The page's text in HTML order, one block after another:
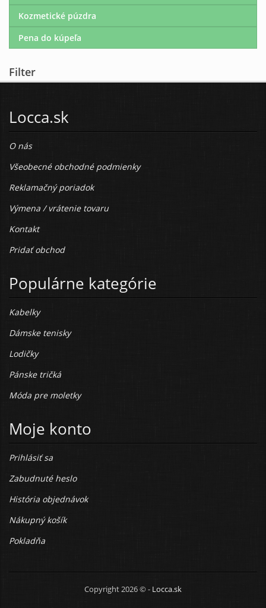
Kozmetické púzdra
Pena do kúpeľa
Filter
Locca.sk
O nás
Všeobecné obchodné podmienky
Reklamačný poriadok
Výmena / vrátenie tovaru
Kontakt
Pridať obchod
Populárne kategórie
Kabelky
Dámske tenisky
Lodičky
Pánske tričká
Móda pre moletky
Moje konto
Prihlásiť sa
Zabudnuté heslo
História objednávok
Nákupný košík
Pokladňa
Copyright 2026 © - Locca.sk